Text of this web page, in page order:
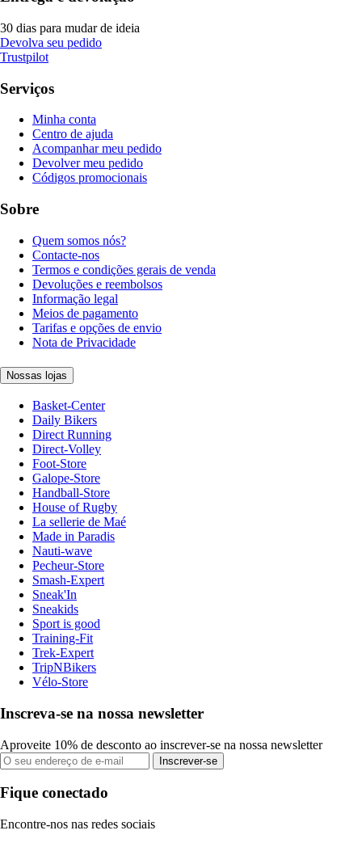
30 dias para mudar de ideia
Devolva seu pedido
Trustpilot
Serviços
Minha conta
Centro de ajuda
Acompanhar meu pedido
Devolver meu pedido
Códigos promocionais
Sobre
Quem somos nós?
Contacte-nos
Termos e condições gerais de venda
Devoluções e reembolsos
Informação legal
Meios de pagamento
Tarifas e opções de envio
Nota de Privacidade
Nossas lojas
Basket-Center
Daily Bikers
Direct Running
Direct-Volley
Foot-Store
Galope-Store
Handball-Store
House of Rugby
La sellerie de Maé
Made in Paradis
Nauti-wave
Pecheur-Store
Smash-Expert
Sneak'In
Sneakids
Sport is good
Training-Fit
Trek-Expert
TripNBikers
Vélo-Store
Inscreva-se na nossa newsletter
Aproveite 10% de desconto ao inscrever-se na nossa newsletter
Inscrever-se
Fique conectado
Encontre-nos nas redes sociais